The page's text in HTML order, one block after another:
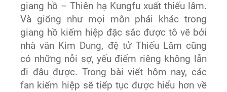
giang hồ – Thiên hạ Kungfu xuất thiếu lâm.
Và giống như mọi môn phái khác trong
giang hồ kiếm hiệp đặc sắc được tô vẽ bởi
nhà văn Kim Dung, đệ tử Thiếu Lâm cũng
có những nỗi sợ, yếu điểm riêng không lẫn
đi đâu được. Trong bài viết hôm nay, các
fan kiếm hiệp sẽ tiếp tục được hiểu hơn về